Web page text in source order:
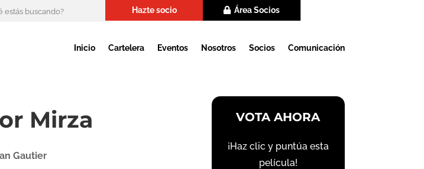
Hazte socio Área Socios
Inicio Cartelera Eventos Nosotros Socios Comunicación
Mirza
Gautier
VOTA AHORA
¡Haz clic y puntúa esta
película!